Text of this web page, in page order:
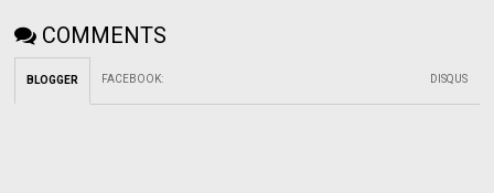
COMMENTS
BLOGGER FACEBOOK: DISQUS